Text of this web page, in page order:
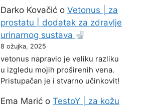
Darko Kovačić oVetonus | za
prostatu | dodatak za zdravlje
urinarnog sustava
8 ožujka, 2025
vetonus napravio je veliku razliku
u izgledu mojih proširenih vena.
Pristupačan je i stvarno učinkovit!
Ema Marić oTestoY | za kožu